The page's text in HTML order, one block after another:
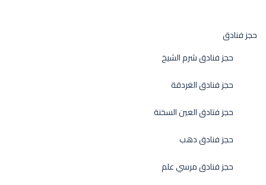
حجز فنادق
حجز فنادق شرم الشيخ
حجز فنادق الغردقة
حجز فتادق العين السخنة
حجز فنادق دهب
حجز فنادق مرسي علم